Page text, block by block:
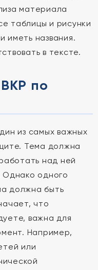
материала
таблицы и рисунки
иметь названия.
в тексте.
по
из самых важных
Тема должна
над ней
Однако одного
должна быть
что
важна для
Например,
или